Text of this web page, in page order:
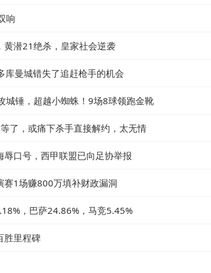
响
黄潜21绝杀，皇家社会逆袭
库曼城错失了追赶枪手的机会
城锤，超越小蜘蛛！9场8球领跑金靴
了，或痛下杀手直接解约，太无情
口号，西甲联盟已向足协举报
赛1场赚800万填补财政漏洞
，巴萨24.86%，马竞5.45%
胜里程碑